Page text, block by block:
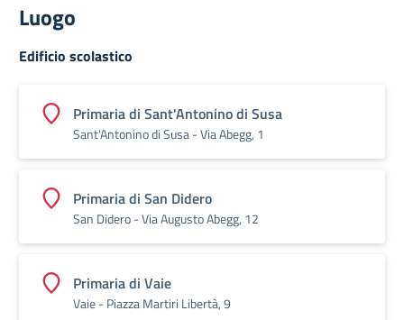
Luogo
Edificio scolastico
Primaria di Sant'Antonino di Susa
Sant'Antonino di Susa - Via Abegg, 1
Primaria di San Didero
San Didero - Via Augusto Abegg, 12
Primaria di Vaie
Vaie - Piazza Martiri Libertà, 9